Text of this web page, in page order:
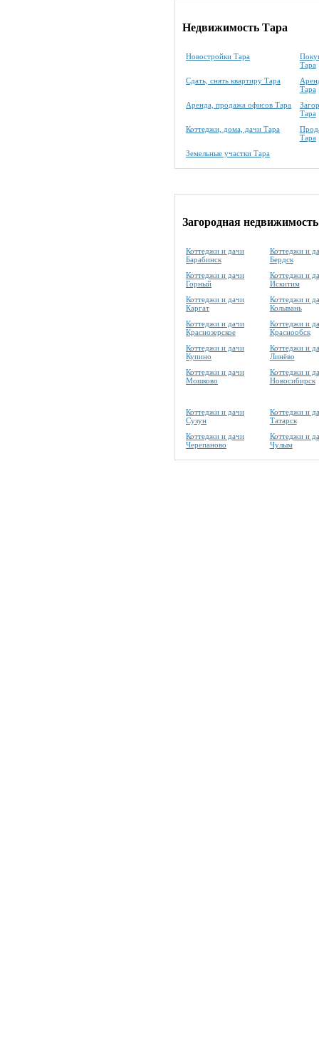
Недвижимость Тара
Новостройки Тара
Тара
Сдать, снять квартиру Тара
Тара
Аренда, продажа офисов Тара
Тара
Коттеджи, дома, дачи Тара
Тара
Земельные участки Тара
Загородная
Коттеджи и дачи
Барабинск
Коттеджи и
Бердск
Коттеджи и дачи
Горный
Коттеджи и
Искитим
Коттеджи и дачи
Каргат
Коттеджи и
Колывань
Коттеджи и дачи
Краснозерское
Коттеджи и
Краснообск
Коттеджи и дачи
Купино
Коттеджи и
Линёво
Коттеджи и дачи
Мошково
Коттеджи и
Новосибирск
Коттеджи и дачи
Сузун
Коттеджи и
Татарск
Коттеджи и дачи
Черепаново
Коттеджи и
Чулым